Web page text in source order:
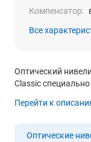
Компенсатор:
Все
Оптический
Classic
Перейти к
Оптические